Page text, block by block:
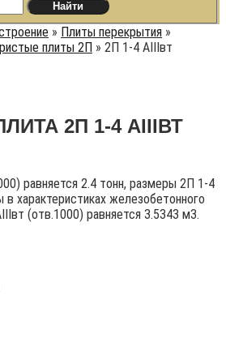
» Плиты перекрытия »
плиты 2П » 2П 1-4 АIIIвт
2П 1-4 АIIIВТ
равняется 2.4 тонн, размеры 2П 1-4
характеристиках железобетонного
(отв.1000) равняется 3.5343 м3.